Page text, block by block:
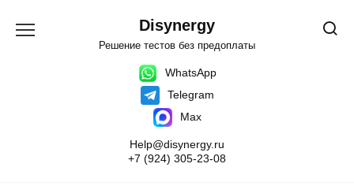
содержанию
Disynergy
Решение тестов без предоплаты
WhatsApp
Telegram
Max
Help@disynergy.ru
+7 (924) 305-23-08